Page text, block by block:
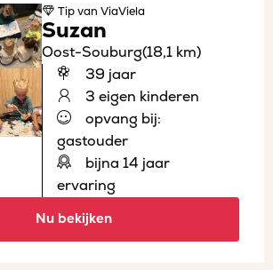
Tipvan ViaViela
Suzan
Oost-Souburg(18,1 km)
39 jaar
3 eigen kinderen
opvang bij:
gastouder
bijna 14 jaar
ervaring
Nu bekijken